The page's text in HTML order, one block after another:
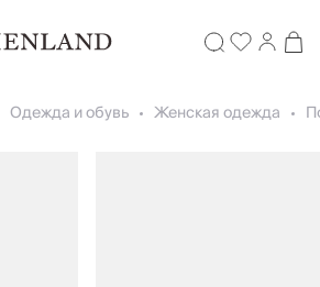
Одежда и обувь Женская одежда